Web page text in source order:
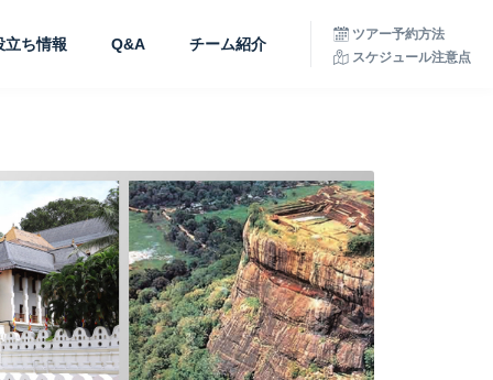
立ち情報 Q&A チーム紹介
ツアー予約方法
スケジュール注意点